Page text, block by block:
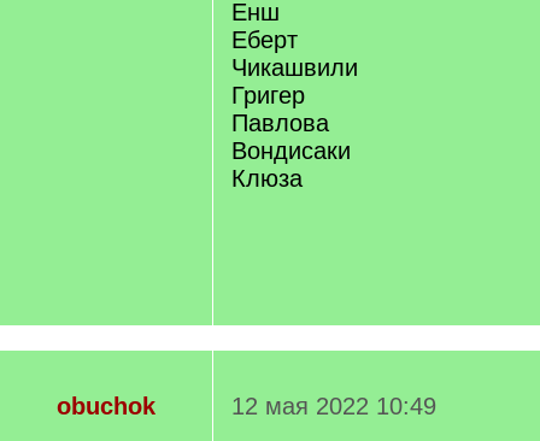
Енш
Еберт
Чикашвили
Григер
Павлова
Вондисаки
Клюза
obuchok
12 мая 2022 10:49